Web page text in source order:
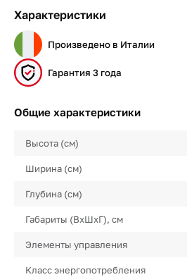
Характеристики
Произведено в Италии
Гарантия 3 года
Общие характеристики
Высота (см)
Ширина (см)
Глубина (см)
Габариты (ВхШхГ), см
Элементы управления
Класс энергопотребления